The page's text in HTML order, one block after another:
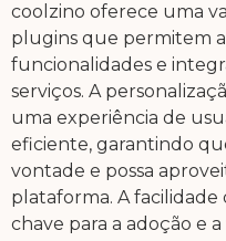
coolzino oferece uma
plugins que permitem
funcionalidades e
serviços. A
uma experiência de
eficiente, garantindo
vontade e possa
plataforma. A
chave para a adoção e